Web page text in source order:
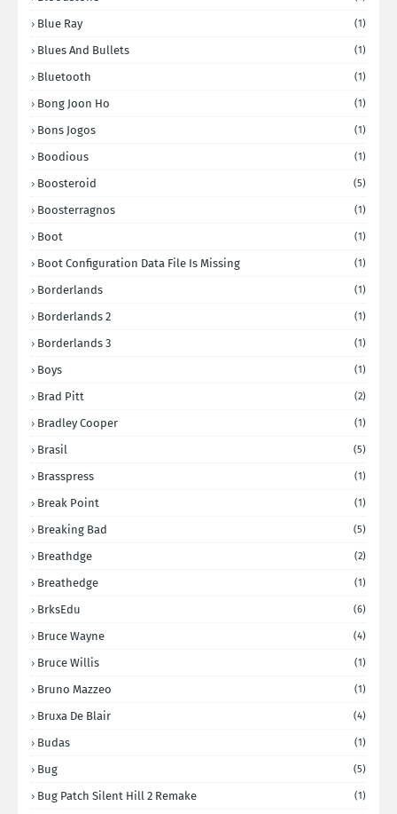
Blue Ray (1)
Blues And Bullets (1)
Bluetooth (1)
Bong Joon Ho (1)
Bons Jogos (1)
Boodious (1)
Boosteroid (5)
Boosterragnos (1)
Boot (1)
Boot Configuration Data File Is Missing (1)
Borderlands (1)
Borderlands 2 (1)
Borderlands 3 (1)
Boys (1)
Brad Pitt (2)
Bradley Cooper (1)
Brasil (5)
Brasspress (1)
Break Point (1)
Breaking Bad (5)
Breathdge (2)
Breathedge (1)
BrksEdu (6)
Bruce Wayne (4)
Bruce Willis (1)
Bruno Mazzeo (1)
Bruxa De Blair (4)
Budas (1)
Bug (5)
Bug Patch Silent Hill 2 Remake (1)